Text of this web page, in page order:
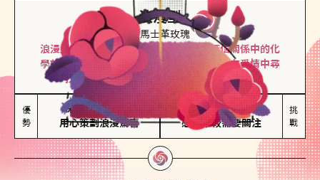
浪漫型
大馬士革玫瑰
浪漫型的人以激情與性吸引力為基礎，深信關係中的化
學效應，認為每次相遇都是命中註定。傾向在愛情中尋
找火花，經常表達對另一半的愛意和讚美。
優
勢
保持戀愛新鮮感
用心策劃浪漫驚喜
情緒起伏較大
感情中較需要關注
挑
戰